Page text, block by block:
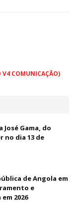
V4 COMUNICAÇÃO)
Gama, do
no dia 13 de
de Angola em
e
2026